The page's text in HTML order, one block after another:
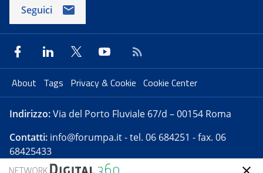
Seguici
About Tags Privacy & Cookie Cookie Center
Indirizzo:Via del Porto Fluviale 67/d – 00154 Roma
Contatti: info@forumpa.it- tel. 06 684251 - fax. 06
68425433